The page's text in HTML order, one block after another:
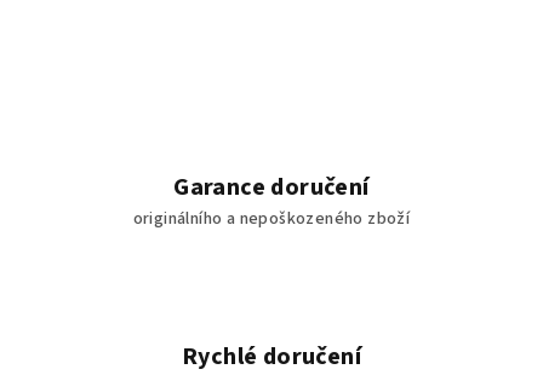
Garance doručení
originálního a nepoškozeného zboží
Rychlé doručení